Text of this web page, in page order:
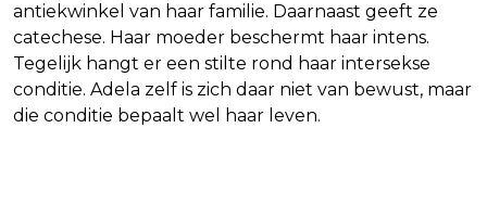
antiekwinkel van haar familie. Daarnaast geeft ze
catechese. Haar moeder beschermt haar intens.
Tegelijk hangt er een stilte rond haar intersekse
conditie. Adela zelf is zich daar niet van bewust, maar
die conditie bepaalt wel haar leven.